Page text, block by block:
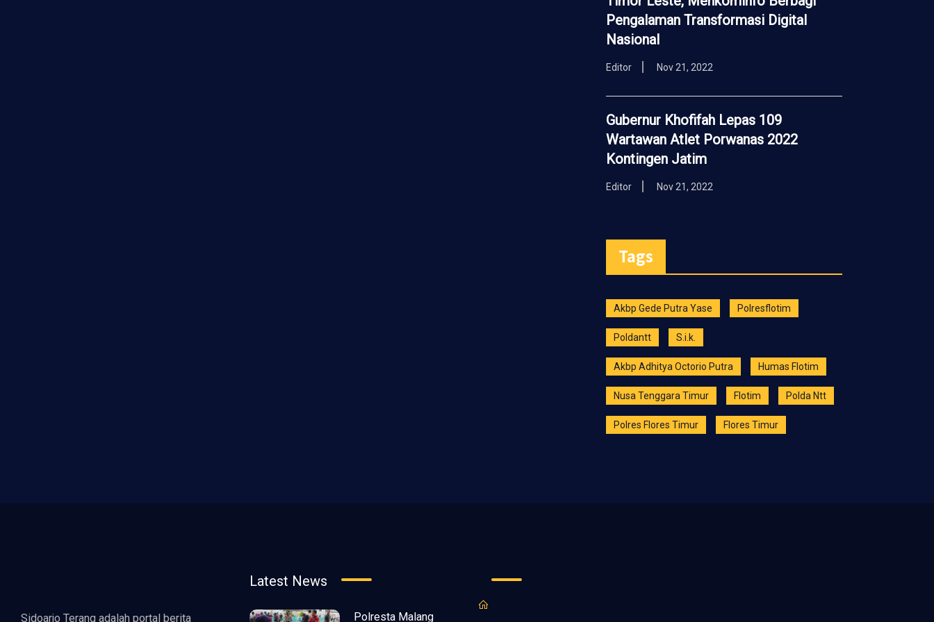
Pengalaman Transformasi Digital
Nasional
Editor Nov 21, 2022
Gubernur Khofifah Lepas 109
Wartawan Atlet Porwanas 2022
Kontingen Jatim
Editor Nov 21, 2022
Tags
Akbp Gede Putra Yase Polresflotim
Poldantt S.i.k.
Akbp Adhitya Octorio Putra Humas Flotim
Nusa Tenggara Timur Flotim Polda Ntt
Polres Flores Timur Flores Timur
Sidoarjo Terang adalah portal berita
Latest News
Polresta Malang